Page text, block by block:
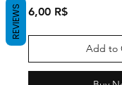
6,00 R$Price
Add to
REVIEWS